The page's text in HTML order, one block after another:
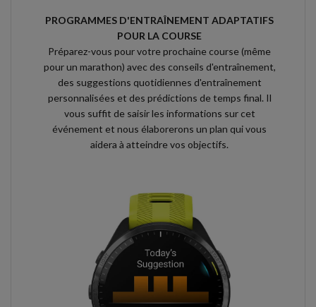
PROGRAMMES D'ENTRAÎNEMENT ADAPTATIFS
POUR LA COURSE
Préparez-vous pour votre prochaine course (même
pour un marathon) avec des conseils d'entraînement,
des suggestions quotidiennes d'entraînement
personnalisées et des prédictions de temps final. Il
vous suffit de saisir les informations sur cet
événement et nous élaborerons un plan qui vous
aidera à atteindre vos objectifs.